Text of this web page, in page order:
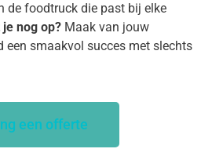
de foodtruck die past bij elke
nog op? Maak van jouw
een smaakvol succes met slechts
een offerte